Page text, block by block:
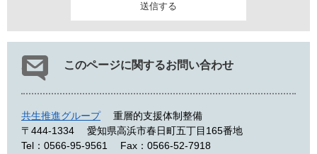
このページに関するお問い合わせ
共生推進グループ
重層的支援体制整備
〒444-1334
愛知県高浜市春日町五丁目165番地
Tel：0566-95-9561
Fax：0566-52-7918